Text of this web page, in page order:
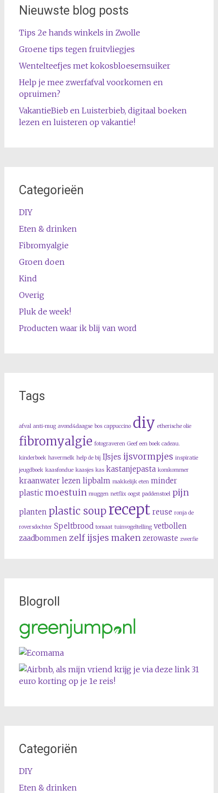
Nieuwste blog posts
Tips 2e hands winkels in Zwolle
Groene tips tegen fruitvliegjes
Wentelteefjes met kokosbloesemsuiker
Help je mee zwerfafval voorkomen en
opruimen?
VakantieBieb en Luisterbieb, digitaal boeken
lezen en luisteren op vakantie!
Categorieën
DIY
Eten & drinken
Fibromyalgie
Groen doen
Kind
Overig
Pluk de week!
Producten waar ik blij van word
Tags
afval anti-mug avond4daagse bos cappuccino diy etherische olie
fibromyalgie fotograveren Geef een boek cadeau.
kinderboek havermelk help de bij IJsjes ijsvormpjes inspiratie
jeugdboek kaasfondue kaasjes kas kastanjepasta komkommer
kraanwater lezen lipbalm makkelijk eten minder
plastic moestuin muggen netflix oogst paddenstoel pijn
planten plastic soup recept reuse ronja de
roversdochter Speltbrood tomaat tuinvogeltelling vetbollen
zaadbommen zelf ijsjes maken zerowaste zwerfie
Blogroll
Categoriën
DIY
Eten & drinken